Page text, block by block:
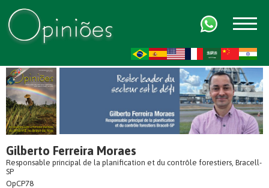
Gilberto Ferreira Moraes
Responsable principal de la planification et du contrôle forestiers, Bracell-
SP
OpCP78